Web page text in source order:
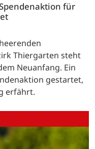
für
Thiergarten steht
Neuanfang. Ein
gestartet,
erfährt.